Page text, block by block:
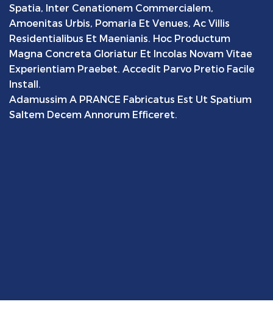
Spatia, Inter Cenationem Commercialem,
Amoenitas Urbis, Pomaria Et Venues, Ac Villis
Residentialibus Et Maenianis. Hoc Productum
Magna Concreta Gloriatur Et Incolas Novam Vitae
Experientiam Praebet. Accedit Parvo Pretio Facile
Install.
Adamussim A PRANCE Fabricatus Est Ut Spatium
Saltem Decem Annorum Efficeret.